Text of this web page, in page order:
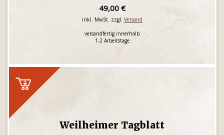
49,00 €
inkl. MwSt. zzgl. Versand
versandfertig innerhalb
1-2 Arbeitstage
Weilheimer Tagblatt